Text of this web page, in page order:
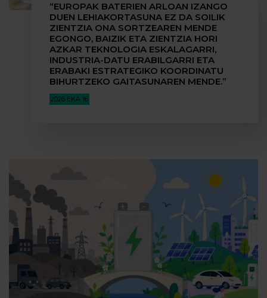
“EUROPAK BATERIEN ARLOAN IZANGO
DUEN LEHIAKORTASUNA EZ DA SOILIK
ZIENTZIA ONA SORTZEAREN MENDE
EGONGO, BAIZIK ETA ZIENTZIA HORI
AZKAR TEKNOLOGIA ESKALAGARRI,
INDUSTRIA-DATU ERABILGARRI ETA
ERABAKI ESTRATEGIKO KOORDINATU
BIHURTZEKO GAITASUNAREN MENDE.”
2026 EKA 16